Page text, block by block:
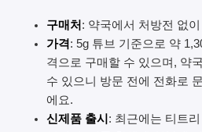
구매처 : 약국에서 처방전 없
가격: 5g 튜브 기준으로 약
격으로 구매할 수 있으며, 약
수 있으니 방문 전에 전화로
에요.
신제품 출시 : 최근에는 티트